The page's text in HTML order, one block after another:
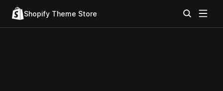
Shopify Theme Store